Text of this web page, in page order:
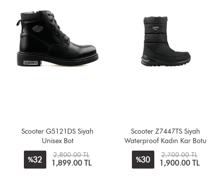
Scooter G5121DS Siyah
Unisex Bot
%32
2,800.00 TL
1,899.00 TL
Scooter Z7447TS Siyah
Waterproof Kadın Kar Botu
%30
2,700.00 TL
1,900.00 TL